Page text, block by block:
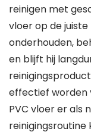
reinigen met
vloer op de
onderhouden,
en blijft hij
effectief worden
PVC vloer er als
reinigingsroutine